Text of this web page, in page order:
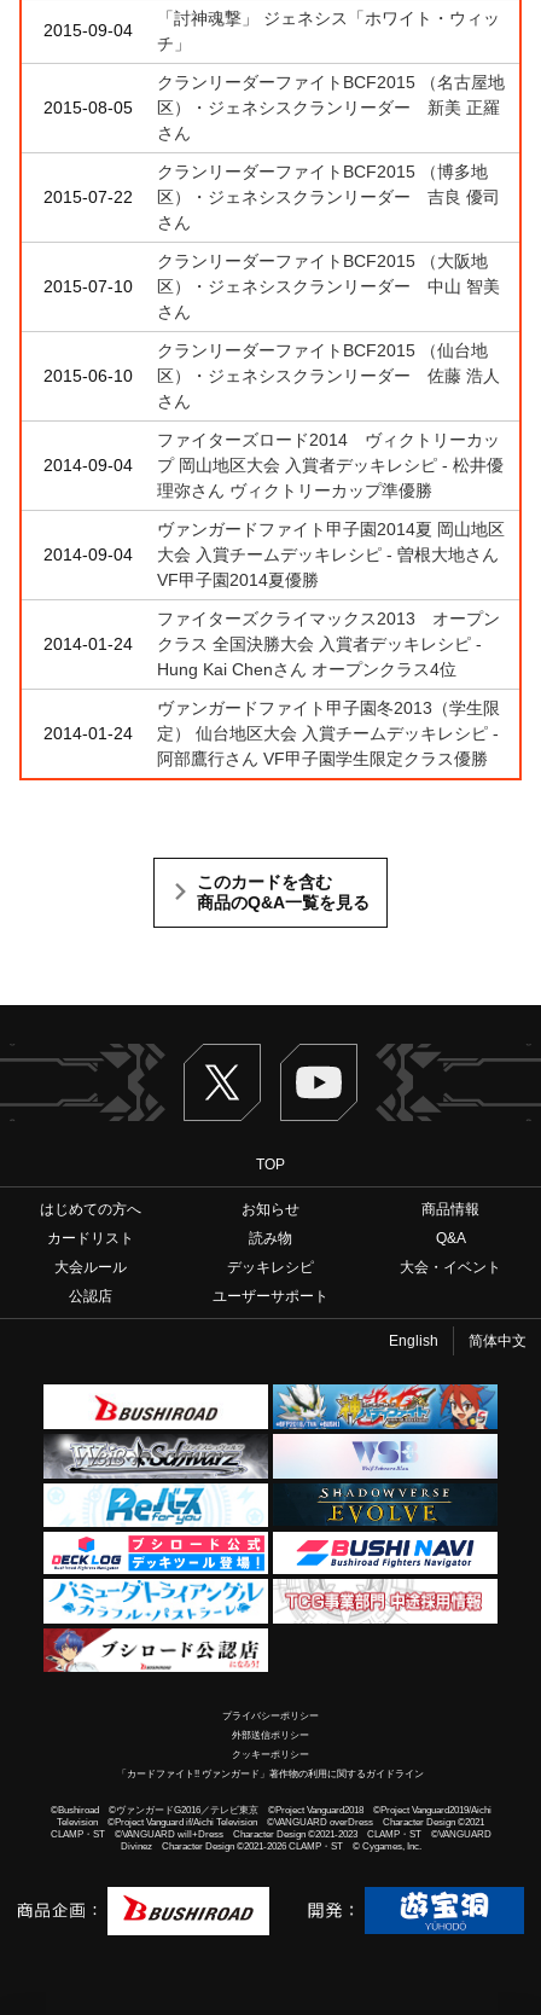
2015-09-04
「討神魂撃」 ジェネシス「ホワイト・ウィッ
チ」
2015-08-05
クランリーダーファイトBCF2015 （名古屋地
区）・ジェネシスクランリーダー 新美 正羅
さん
2015-07-22
クランリーダーファイトBCF2015 （博多地
区）・ジェネシスクランリーダー 吉良 優司
さん
2015-07-10
クランリーダーファイトBCF2015 （大阪地
区）・ジェネシスクランリーダー 中山 智美
さん
2015-06-10
クランリーダーファイトBCF2015 （仙台地
区）・ジェネシスクランリーダー 佐藤 浩人
さん
2014-09-04
ファイターズロード2014 ヴィクトリーカッ
プ 岡山地区大会 入賞者デッキレシピ - 松井優
理弥さん ヴィクトリーカップ準優勝
2014-09-04
ヴァンガードファイト甲子園2014夏 岡山地区
大会 入賞チームデッキレシピ - 曽根大地さん
VF甲子園2014夏優勝
2014-01-24
ファイターズクライマックス2013 オープン
クラス 全国決勝大会 入賞者デッキレシピ -
Hung Kai Chenさん オープンクラス4位
2014-01-24
ヴァンガードファイト甲子園冬2013（学生限
定） 仙台地区大会 入賞チームデッキレシピ -
阿部鷹行さん VF甲子園学生限定クラス優勝
このカードを含む
商品のQ&A一覧を見る
Twitter ヴァンガードch
TOP
はじめての方へ お知らせ
商品情報
カードリスト
読み物
Q&A
大会ルール
デッキレシピ
大会・イベント
公認店
ユーザーサポート
English 简体中文
プライバシーポリシー
外部送信ポリシー
クッキーポリシー
「カードファイト!! ヴァンガード」著作物の利用に関するガイドライン
©Bushiroad ©ヴァンガードG2016／テレビ東京 ©Project Vanguard2018 ©Project Vanguard2019/Aichi
Television ©Project Vanguard if/Aichi Television ©VANGUARD overDress Character Design ©2021
CLAMP・ST ©VANGUARD will+Dress Character Design ©2021-2023 CLAMP・ST ©VANGUARD
Divinez Character Design ©2021-2026 CLAMP・ST © Cygames, Inc.